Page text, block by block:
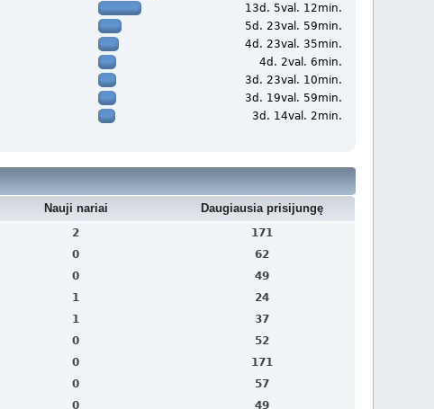
13d. 5val. 12min.
5d. 23val. 59min.
4d. 23val. 35min.
4d. 2val. 6min.
3d. 23val. 10min.
3d. 19val. 59min.
3d. 14val. 2min.
Nauji nariai
Daugiausia prisijungę
2
171
0
62
0
49
1
24
1
37
0
52
0
171
0
57
0
49